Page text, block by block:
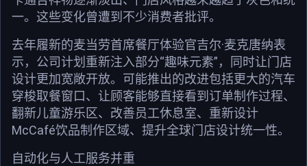
一。这些变化曾遭到不少消费者批评。
去年履新的麦当劳首席餐厅体验官吉尔·麦克唐纳表
示，公司计划重新注入部分“趣味元素”，同时让门店
设计更加宽敞开放。可能推出的改进包括更大的汽车
穿梭取餐窗口、让顾客能够直接看到订单制作过程、
翻新儿童游乐区、改善员工休息室、重新设计
McCafé饮品制作区域、提升全球门店设计统一性。
自动化与人工服务并重